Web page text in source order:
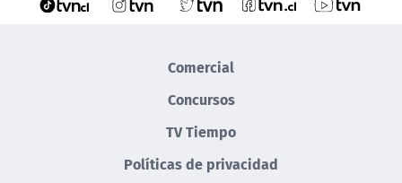
Comercial
Concursos
TV Tiempo
Políticas de privacidad